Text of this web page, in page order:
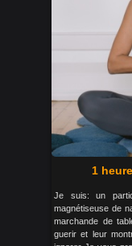
1
Je suis: un
magnétiseuse de
marchande de
guerir et leur